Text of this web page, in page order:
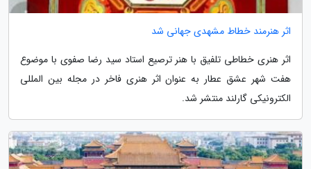
اثر هنرمند خطاط مشهدی جهانی شد
اثر هنری خطاطی تلفیق با هنر ترصیع استاد سید رضا صفوی با موضوع
هفت شهر عشق عطار به عنوان اثر هنری فاخر در مجله بین المللی
الکترونیکی گارلند منتشر شد.